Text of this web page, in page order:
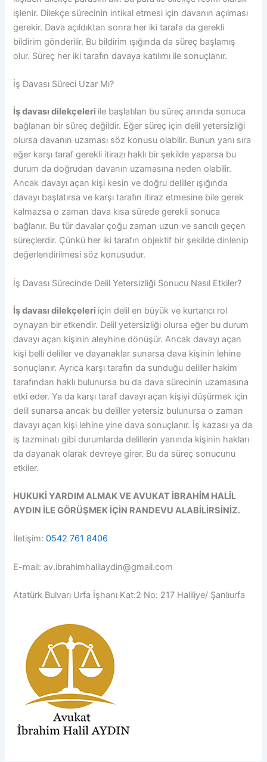
işlenir. Dilekçe sürecinin intikal etmesi için davanın açılması
gerekir. Dava açıldıktan sonra her iki tarafa da gerekli
bildirim gönderilir. Bu bildirim ışığında da süreç başlamış
olur. Süreç her iki tarafın davaya katılımı ile sonuçlanır.
İş Davası Süreci Uzar Mı?
İş davası dilekçeleri ile başlatılan bu süreç anında sonuca
bağlanan bir süreç değildir. Eğer süreç için delil yetersizliği
olursa davanın uzaması söz konusu olabilir. Bunun yanı sıra
eğer karşı taraf gerekli itirazı haklı bir şekilde yaparsa bu
durum da doğrudan davanın uzamasına neden olabilir.
Ancak davayı açan kişi kesin ve doğru deliller ışığında
davayı başlatırsa ve karşı tarafın itiraz etmesine bile gerek
kalmazsa o zaman dava kısa sürede gerekli sonuca
bağlanır. Bu tür davalar çoğu zaman uzun ve sancılı geçen
süreçlerdir. Çünkü her iki tarafın objektif bir şekilde dinlenip
değerlendirilmesi söz konusudur.
İş Davası Sürecinde Delil Yetersizliği Sonucu Nasıl Etkiler?
İş davası dilekçeleri için delil en büyük ve kurtarıcı rol
oynayan bir etkendir. Delil yetersizliği olursa eğer bu durum
davayı açan kişinin aleyhine dönüşür. Ancak davayı açan
kişi belli deliller ve dayanaklar sunarsa dava kişinin lehine
sonuçlanır. Ayrıca karşı tarafın da sunduğu deliller hakim
tarafından haklı bulunursa bu da dava sürecinin uzamasına
etki eder. Ya da karşı taraf davayı açan kişiyi düşürmek için
delil sunarsa ancak bu deliller yetersiz bulunursa o zaman
davayı açan kişi lehine yine dava sonuçlanır. İş kazası ya da
iş tazminatı gibi durumlarda delillerin yanında kişinin hakları
da dayanak olarak devreye girer. Bu da süreç sonucunu
etkiler.
HUKUKİ YARDIM ALMAK VE AVUKAT İBRAHİM HALİL
AYDIN İLE GÖRÜŞMEK İÇİN RANDEVU ALABİLİRSİNİZ.
İletişim:0542 761 8406
E-mail: av.ibrahimhalilaydin@gmail.com
Atatürk Bulvarı Urfa İşhanı Kat:2 No: 217 Haliliye/ Şanlıurfa